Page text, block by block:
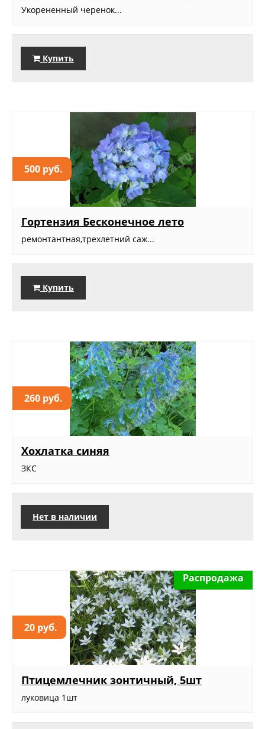
Укорененный черенок...
Купить
500 руб.
Гортензия Бесконечное лето
ремонтантная,трехлетний саж...
Купить
260 руб.
Хохлатка синяя
ЗКС
Нет в наличии
20 руб.
Распродажа
Птицемлечник зонтичный, 5шт
луковица 1шт